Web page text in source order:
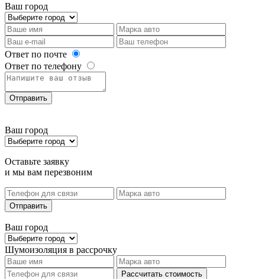
Ваш город
Ответ по почте
Ответ по телефону
Отправить
Ваш город
Оставьте заявку
и мы вам перезвоним
Отправить
Ваш город
Шумоизоляция в рассрочку
Рассчитать стоимость